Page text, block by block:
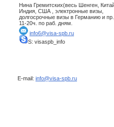
Нина Гремитских(весь Шенген,
Индия, США , электронные визы,
долгосрочные визы в Германию и
11-20ч. по раб. дням.
info6@visa-spb.ru
S: visaspb_info
E-mail: info@visa-spb.ru